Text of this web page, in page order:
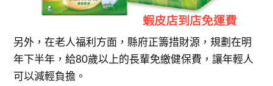
另外，在老人福利方面，縣府正籌措財源，規劃在明
年下半年，給80歲以上的長輩免繳健保費，讓年輕人
可以減輕負擔。